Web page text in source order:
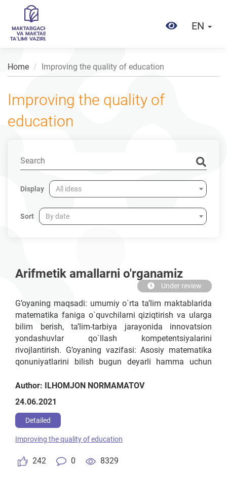
EN
Home Improving the quality of education
Improving the quality of
education
Display All ideas
Sort By date
Arifmetik amallarni o'rganamiz
Under review
G’oyaning maqsadi: umumiy o`rta ta’lim maktablarida
matematika faniga o`quvchilarni qiziqtirish va ularga
bilim berish, ta’lim-tarbiya jarayonida innovatsion
yondashuvlar qo`llash kompetentsiyalarini
rivojlantirish. G’oyaning vazifasi: Asosiy matematika
qonuniyatlarini bilish bugun deyarli hamma uchun
moliya, kompyuter texnologiyalari, injeneriya va
boshqalar. Shuning uchun ham, garchi bu oson
o‘rgatish juda muhim
Author: ILHOMJON NORMAMATOV
24.06.2021
Detailed
242 0 8329
Improving the quality of education